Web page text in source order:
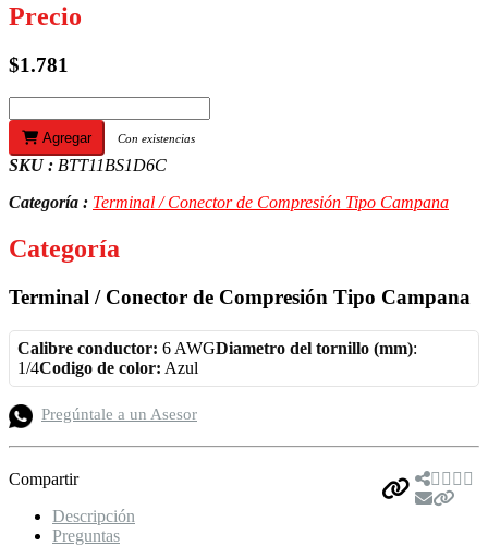
Precio
$1.781
Agregar Con existencias
SKU : BTT11BS1D6C
Categoría : Terminal / Conector de Compresión Tipo Campana
Categoría
Terminal / Conector de Compresión Tipo Campana
Calibre conductor: 6 AWGDiametro del tornillo (mm):
1/4Codigo de color: Azul
Pregúntale a un Asesor
Compartir
Descripción
Preguntas